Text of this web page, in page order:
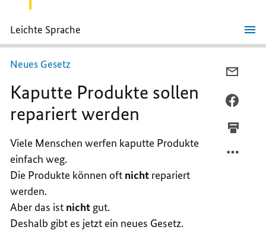
Leichte Sprache
Kaputte
Produkte
sollen
werden
Neues Gesetz
Kaputte Produkte sollen
repariert werden
Viele Menschen werfen kaputte Produkte
einfach weg.
Die Produkte können oft nicht repariert
werden.
Aber das ist nicht gut.
Deshalb gibt es jetzt ein neues Gesetz.